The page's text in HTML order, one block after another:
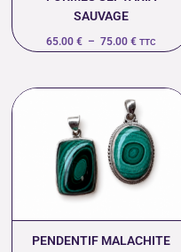
SAUVAGE
65.00 € – 75.00 € TTC
PENDENTIF MALACHITE
de
prix :
70.00 €
à
79.00 €